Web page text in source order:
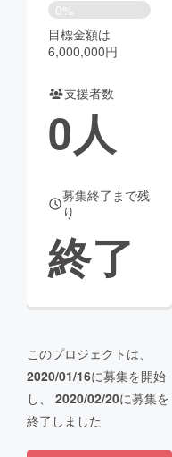
チャレンジ
CAMPFIRE Creation
ya コミュニティ
0%
目標金額は
6,000,000円
支援者数
0人
募集終了まで残
り
終了
このプロジェクトは、
2020/01/16に募集を開始
し、 2020/02/20に募集を
終了しました